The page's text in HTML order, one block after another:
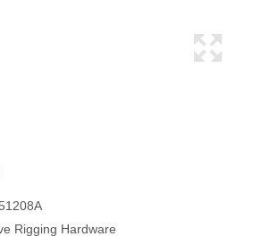
Rigging Hardware